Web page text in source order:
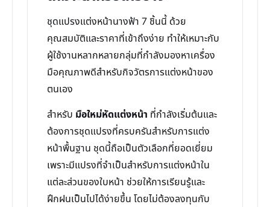
ชุดแปรงแต่งหน้านางฟ้า 7 ชิ้นนี้ ด้วย
คุณสมบัติและราคาที่เข้าถึงง่าย ทำให้เหมาะกับ
ผู้ใช้งานหลากหลายกลุ่มที่กำลังมองหาเครื่อง
มือคุณภาพดีสำหรับกิจวัตรการแต่งหน้าของ
ตนเอง
สำหรับ มือใหม่หัดแต่งหน้า ที่กำลังเริ่มต้นและ
ต้องการชุดแปรงที่ครบครันสำหรับการแต่ง
หน้าพื้นฐาน ชุดนี้ถือเป็นตัวเลือกที่ยอดเยี่ยม
เพราะมีแปรงที่จำเป็นสำหรับการแต่งหน้าใน
แต่ละส่วนของใบหน้า ช่วยให้การเรียนรู้และ
ฝึกฝนเป็นไปได้ง่ายขึ้น โดยไม่ต้องลงทุนกับ